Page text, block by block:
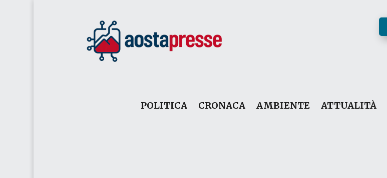
POLITICA CRONACA AMBIENTE ATTUALITÀ